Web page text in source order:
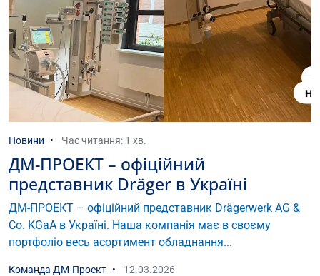
Новини Час читання: 1 хв.
ДМ-ПРОЕКТ – офіційний
представник Dräger в Україні
ДМ-ПРОЕКТ – офіційний представник Drägerwerk AG &
Co. KGaA в Україні. Наша компанія має в своєму
портфоліо весь асортимент обладнання...
Команда ДМ-Проект 12.03.2026